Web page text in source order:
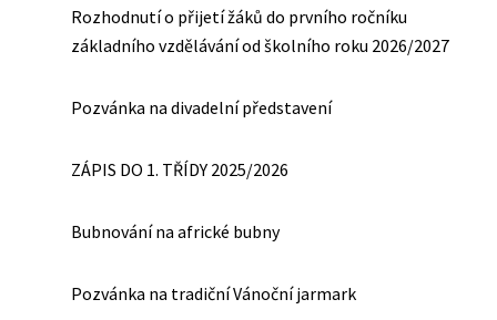
Rozhodnutí o přijetí žáků do prvního ročníku
základního vzdělávání od školního roku 2026/2027
Pozvánka na divadelní představení
ZÁPIS DO 1. TŘÍDY 2025/2026
Bubnování na africké bubny
Pozvánka na tradiční Vánoční jarmark